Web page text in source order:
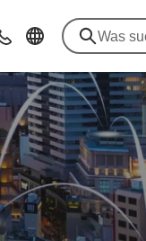
Kontakt